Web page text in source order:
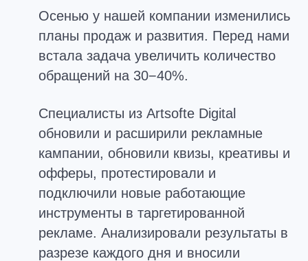
Осенью у нашей компании изменились
планы продаж и развития. Перед нами
встала задача увеличить количество
обращений на 30−40%.
Специалисты из Artsofte Digital
обновили и расширили рекламные
кампании, обновили квизы, креативы и
офферы, протестировали и
подключили новые работающие
инструменты в таргетированной
рекламе. Анализировали результаты в
разрезе каждого дня и вносили